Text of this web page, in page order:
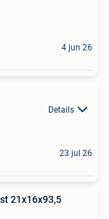
4 jun 26
Details
23 jul 26
21x16x93,5